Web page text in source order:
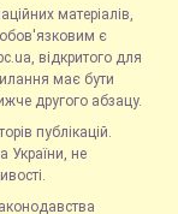
матеріалів,
обов'язковим є
відкритого для
має бути
другого абзацу.
публікацій.
України, не